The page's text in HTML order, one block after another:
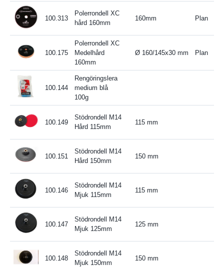
100.313
Polerrondell XC
hård 160mm
160mm Plan
100.175
Polerrondell XC
Medelhård
160mm
Ø 160/145x30 mm Plan
100.144
Rengöringslera
medium blå
100g
100.149
Stödrondell M14
Hård 115mm
115 mm
100.151
Stödrondell M14
Hård 150mm
150 mm
100.146
Stödrondell M14
Mjuk 115mm
115 mm
100.147
Stödrondell M14
Mjuk 125mm
125 mm
100.148
Stödrondell M14
Mjuk 150mm
150 mm